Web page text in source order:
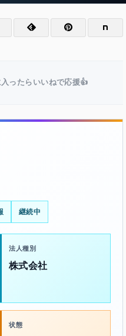
ったらいいねで応援👍
継続中
法人種別
株式会社
状態